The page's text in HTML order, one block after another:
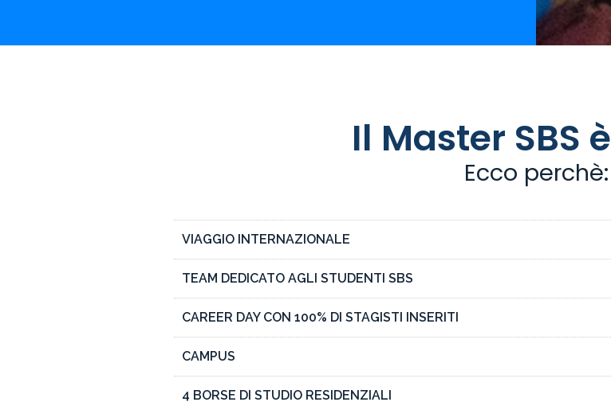
Il Master SBS è
Ecco perchè:
VIAGGIO INTERNAZIONALE
TEAM DEDICATO AGLI STUDENTI SBS
CAREER DAY CON 100% DI STAGISTI INSERITI
CAMPUS
4 BORSE DI STUDIO RESIDENZIALI